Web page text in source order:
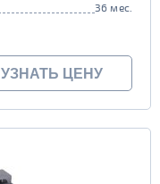
36 мес.
УЗНАТЬ ЦЕНУ